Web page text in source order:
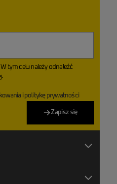
tym celu należy odnaleźć
i politykę prywatności
Zapisz się